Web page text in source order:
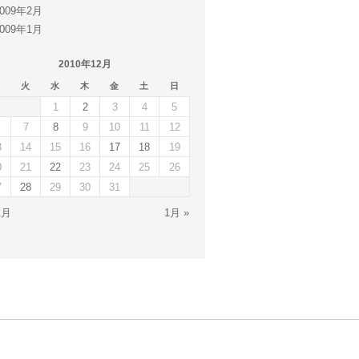
年2月
年1月
2010年12月
火 水 木 金 土 日
1月 »
1 2 3 4
5
7 8 9 10 11
12
14 15 16 17 18
19
21 22 23 24 25
26
28 29 30 31